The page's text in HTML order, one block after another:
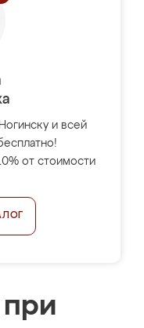
и всей
от стоимости